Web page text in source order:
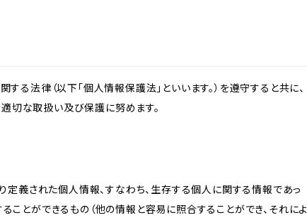
法律（以下「個人情報保護法」といいます。）を遵守すると共に、
適切な取扱い及び保護に努めます。
義された個人情報、すなわち、生存する個人に関する情報であっ
とができるもの（他の情報と容易に照合することができ、それによ